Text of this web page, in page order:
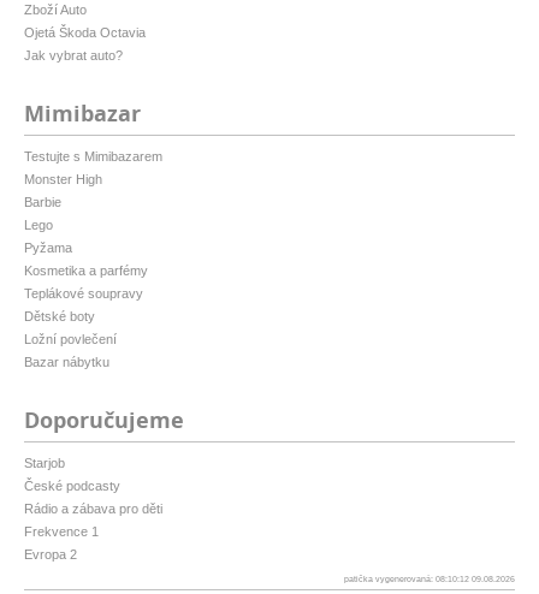
Zboží Auto
Ojetá Škoda Octavia
Jak vybrat auto?
Mimibazar
Testujte s Mimibazarem
Monster High
Barbie
Lego
Pyžama
Kosmetika a parfémy
Teplákové soupravy
Dětské boty
Ložní povlečení
Bazar nábytku
Doporučujeme
Starjob
České podcasty
Rádio a zábava pro děti
Frekvence 1
Evropa 2
patička vygenerovaná: 08:10:12 09.08.2026